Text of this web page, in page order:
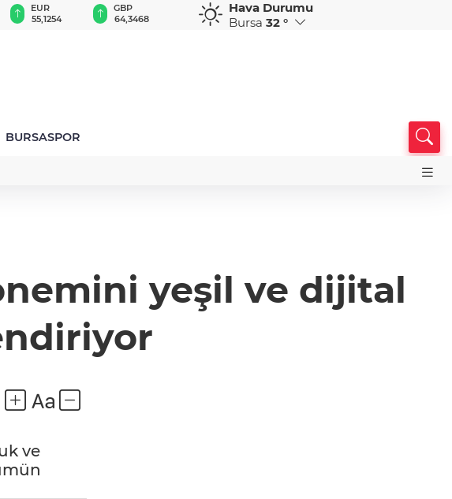
EUR
55,1254
GBP
64,3468
CHF
59,0083
CAD
34,1883
Hava Durumu
Bursa 32 °
BURSASPOR
yeşil ve dijital
ve